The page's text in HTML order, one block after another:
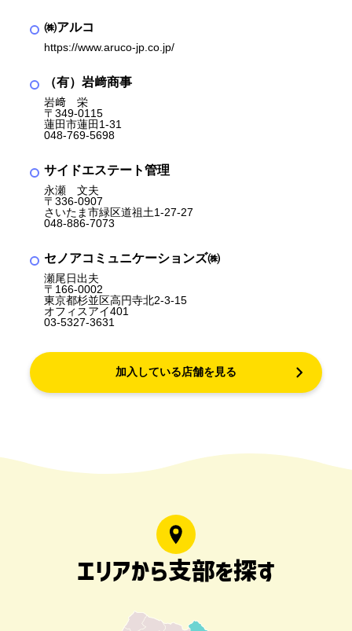
㈱アルコ
https://www.aruco-jp.co.jp/
（有）岩﨑商事
岩﨑 栄
〒349-0115
蓮田市蓮田1-31
048-769-5698
サイドエステート管理
永瀬 文夫
〒336-0907
さいたま市緑区道祖土1-27-27
048-886-7073
セノアコミュニケーションズ㈱
瀬尾日出夫
〒166-0002
東京都杉並区高円寺北2-3-15
オフィスアイ401
03-5327-3631
加入している店舗を見る
エリアから支部を探す